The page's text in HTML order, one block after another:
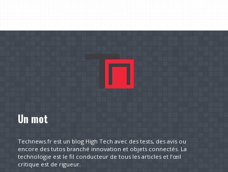
Un mot
Technews.fr est un blog High Tech avec des tests, des avis ou
encore des tutos branché innovation et objets connectés. La
technologie est le fil conducteur de tous les articles et l’œil
critique est de rigueur.